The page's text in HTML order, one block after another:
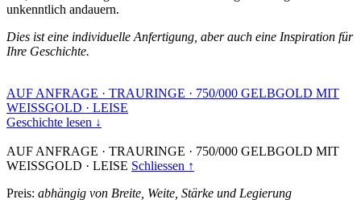
unkenntlich andauern.
Dies ist eine individuelle Anfertigung, aber auch eine Inspiration für
Ihre Geschichte.
AUF ANFRAGE · TRAURINGE · 750/000 GELBGOLD MIT
WEISSGOLD · LEISE
Geschichte lesen ↓
AUF ANFRAGE · TRAURINGE · 750/000 GELBGOLD MIT
WEISSGOLD · LEISE Schliessen ↑
Preis: abhängig von Breite, Weite, Stärke und Legierung